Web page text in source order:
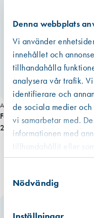
Denna webbplats
Vi använder
innehållet och
tillhandahålla
analysera vår trafik.
identifierare och
de sociala medier och
vi samarbetar med.
informationen med
tillhandahållit eller
använt deras tjänster.
Nödvändig
Inställningar
Art. nr 3587
Fönsterupphängare
236,00 kr
Slut i lager